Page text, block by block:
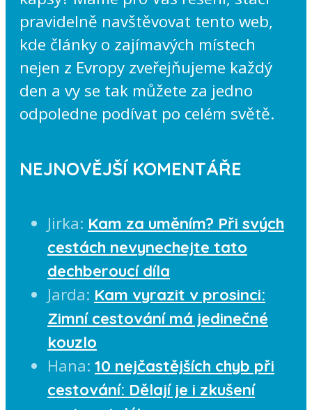
pravidelně navštěvovat tento web,
kde články o zajímavých místech
nejen z Evropy zveřejňujeme každý
den a vy se tak můžete za jedno
odpoledne podívat po celém světě.
NEJNOVĚJŠÍ KOMENTÁŘE
Jirka: Kam za uměním? Při svých
cestách nevynechejte tato
dechberoucí díla
Jarda: Kam vyrazit v prosinci:
Zimní cestování má jedinečné
kouzlo
Hana: 10 nejčastějších chyb při
cestování: Dělají je i zkušení